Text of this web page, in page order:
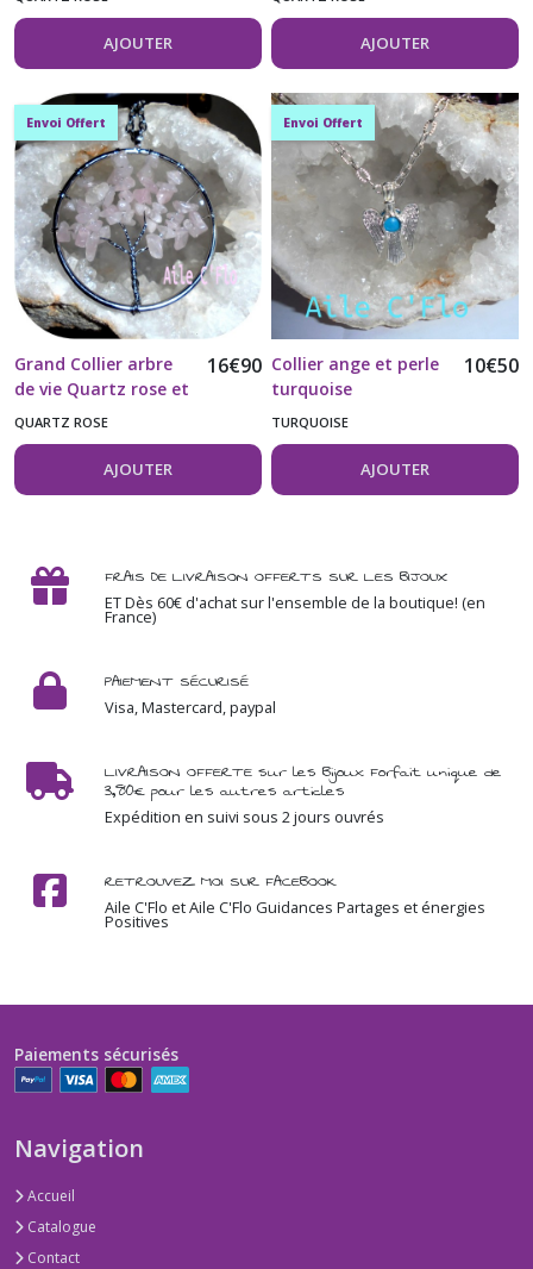
AJOUTER AJOUTER
Envoi Offert
Grand Collier arbre
de vie Quartz rose et
chaîne acier
inoxydable 304
16€90
QUARTZ ROSE
AJOUTER
Envoi Offert
Collier ange et perle
turquoise
10€50
TURQUOISE
AJOUTER
FRAIS DE LIVRAISON OFFERTS SUR LES BIJOUX
ET Dès 60€ d'achat sur l'ensemble de la boutique! (en
France)
PAIEMENT SÉCURISÉ
Visa, Mastercard, paypal
LIVRAISON OFFERTE sur les Bijoux Forfait unique de
3,80€ pour les autres articles
Expédition en suivi sous 2 jours ouvrés
RETROUVEZ MOI SUR FACEBOOK
Aile C'Flo et Aile C'Flo Guidances Partages et énergies
Positives
Paiements sécurisés
Navigation
Accueil
Catalogue
Contact